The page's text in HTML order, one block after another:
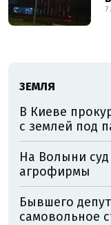
7
ЗЕМЛЯ
В Киеве
с землей под
На Волыни суд
агрофирмы
Бывшего
самовольное